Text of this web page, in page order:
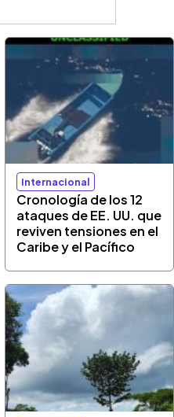
Internacional
Cronología de los 12
ataques de EE. UU. que
reviven tensiones en el
Caribe y el Pacífico